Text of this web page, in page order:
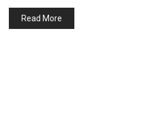
Read More